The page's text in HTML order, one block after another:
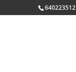
640223512